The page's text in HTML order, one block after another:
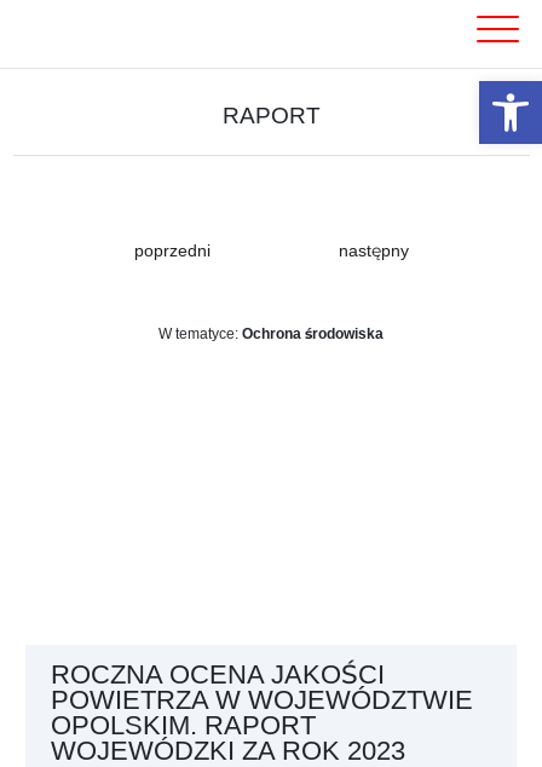
RAPORT
poprzedni następny
W tematyce: Ochrona środowiska
ROCZNA OCENA JAKOŚCI
POWIETRZA W WOJEWÓDZTWIE
OPOLSKIM. RAPORT
WOJEWÓDZKI ZA ROK 2023